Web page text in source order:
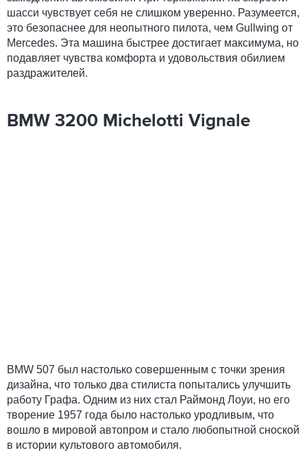
шасси чувствует себя не слишком уверенно. Разумеется,
это безопаснее для неопытного пилота, чем Gullwing от
Mercedes. Эта машина быстрее достигает максимума, но
подавляет чувства комфорта и удовольствия обилием
раздражителей.
BMW 3200 Michelotti Vignale
BMW 507 был настолько совершенным с точки зрения
дизайна, что только два стилиста попытались улучшить
работу Графа. Одним из них стал Раймонд Лоуи, но его
творение 1957 года было настолько уродливым, что
вошло в мировой автопром и стало любопытной сноской
в истории культового автомобиля.